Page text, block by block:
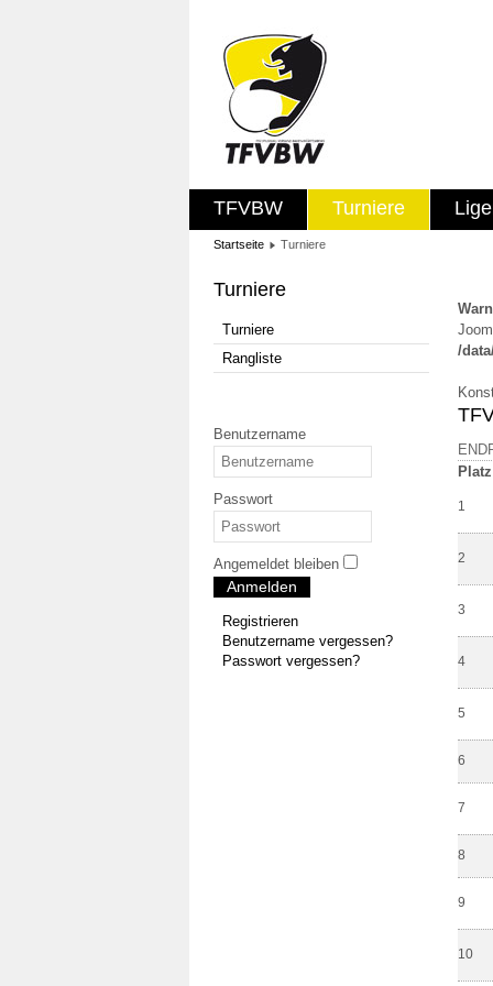
TFVBW Turniere
Startseite Turniere
Turniere
Turniere
Rangliste
Benutzername
Passwort
Angemeldet bleiben
Anmelden
Registrieren
Benutzername vergessen?
Passwort vergessen?
/
Platz
1
2
3
4
5
6
7
8
9
10